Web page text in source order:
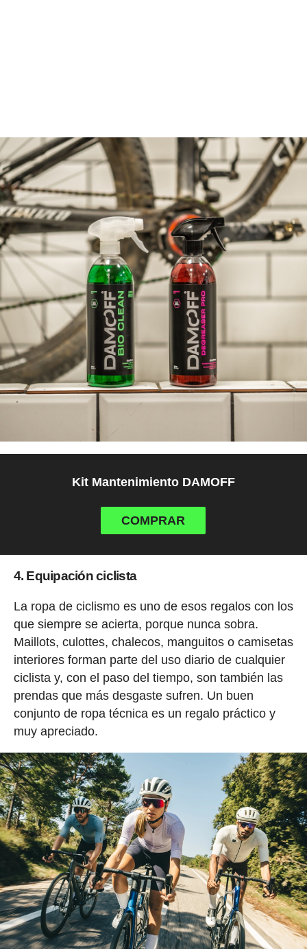
Kit Mantenimiento DAMOFF
COMPRAR
4. Equipación ciclista
La ropa de ciclismo es uno de esos regalos con los
que siempre se acierta, porque nunca sobra.
Maillots, culottes, chalecos, manguitos o camisetas
interiores forman parte del uso diario de cualquier
ciclista y, con el paso del tiempo, son también las
prendas que más desgaste sufren. Un buen
conjunto de ropa técnica es un regalo práctico y
muy apreciado.